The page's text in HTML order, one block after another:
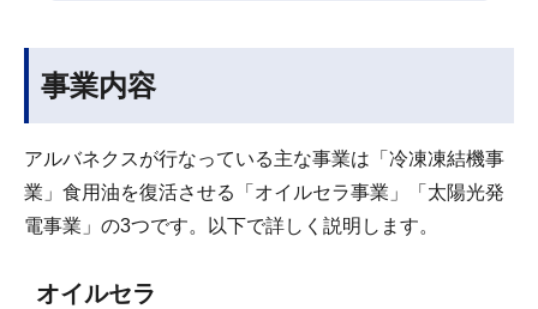
事業内容
アルバネクスが行なっている主な事業は「冷凍凍結機事
業」食用油を復活させる「オイルセラ事業」「太陽光発
電事業」の3つです。以下で詳しく説明します。
オイルセラ